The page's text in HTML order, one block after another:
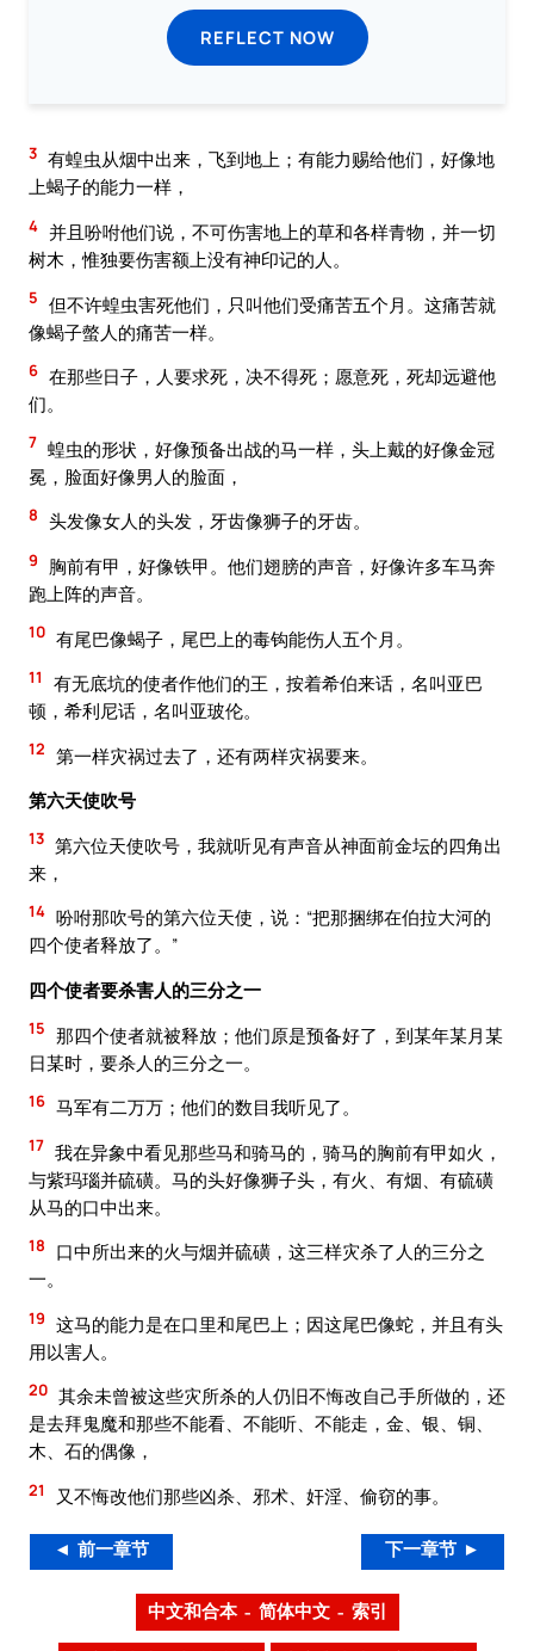
REFLECT NOW
3 有蝗虫从烟中出来，飞到地上；有能力赐给他们，好像地
上蝎子的能力一样，
4 并且吩咐他们说，不可伤害地上的草和各样青物，并一切
树木，惟独要伤害额上没有神印记的人。
5 但不许蝗虫害死他们，只叫他们受痛苦五个月。这痛苦就
像蝎子螫人的痛苦一样。
6 在那些日子，人要求死，决不得死；愿意死，死却远避他
们。
7 蝗虫的形状，好像预备出战的马一样，头上戴的好像金冠
冕，脸面好像男人的脸面，
8 头发像女人的头发，牙齿像狮子的牙齿。
9
胸前有甲，好像铁甲。他们翅膀的声音，好像许多车马奔
跑上阵的声音。
10 有尾巴像蝎子，尾巴上的毒钩能伤人五个月。
11
有无底坑的使者作他们的王，按着希伯来话，名叫亚巴
顿，希利尼话，名叫亚玻伦。
12 第一样灾祸过去了，还有两样灾祸要来。
第六天使吹号
13 第六位天使吹号，我就听见有声音从神面前金坛的四角出
来，
14 吩咐那吹号的第六位天使，说：“把那捆绑在伯拉大河的
四个使者释放了。”
四个使者要杀害人的三分之一
15 那四个使者就被释放；他们原是预备好了，到某年某月某
日某时，要杀人的三分之一。
16 马军有二万万；他们的数目我听见了。
17 我在异象中看见那些马和骑马的，骑马的胸前有甲如火，
与紫玛瑙并硫磺。马的头好像狮子头，有火、有烟、有硫磺
从马的口中出来。
18
口中所出来的火与烟并硫磺，这三样灾杀了人的三分之
一。
19 这马的能力是在口里和尾巴上；因这尾巴像蛇，并且有头
用以害人。
20 其余未曾被这些灾所杀的人仍旧不悔改自己手所做的，还
是去拜鬼魔和那些不能看、不能听、不能走，金、银、铜、
木、石的偶像，
21 又不悔改他们那些凶杀、邪术、奸淫、偷窃的事。
◄ 前一章节 下一章节 ►
中文和合本 – 简体中文 – 索引